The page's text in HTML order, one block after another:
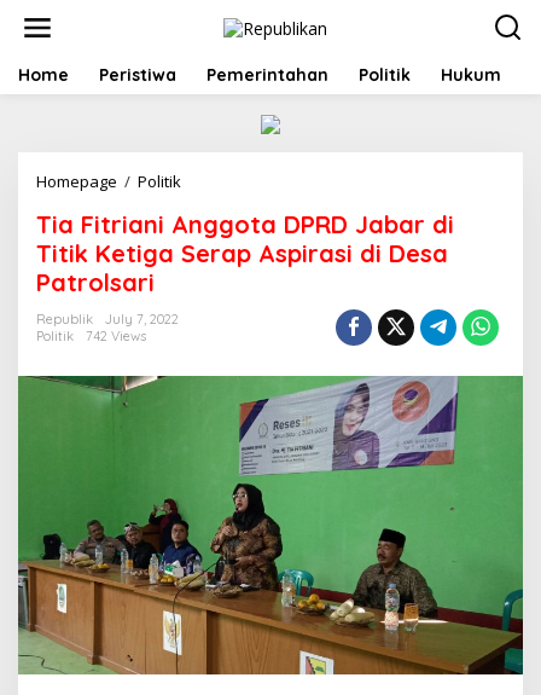
t
Home Peristiwa Pemerintahan Politik Hukum
Homepage / Politik
a
F
i
n
o
t
a
D
P
R
D
J
a
Tia Fitriani Anggota DPRD Jabar di
Titik Ketiga Serap Aspirasi di Desa
Patrolsari
Republik
July 7, 2022
Politik
742 Views